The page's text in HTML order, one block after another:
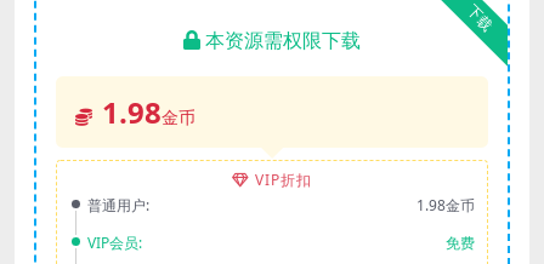
下载
本资源需权限下载
1.98金币
VIP折扣
普通用户:
1.98金币
VIP会员:
免费